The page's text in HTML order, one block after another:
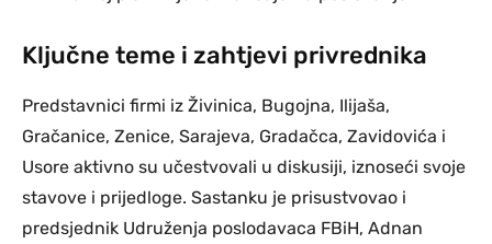
Ključne teme i zahtjevi privrednika
Predstavnici firmi iz Živinica, Bugojna, Ilijaša,
Gračanice, Zenice, Sarajeva, Gradačca, Zavidovića i
Usore aktivno su učestvovali u diskusiji, iznoseći svoje
stavove i prijedloge. Sastanku je prisustvovao i
predsjednik Udruženja poslodavaca FBiH, Adnan